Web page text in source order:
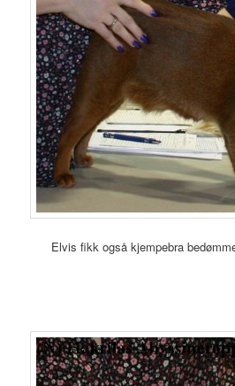
Elvis fikk også kjempebra